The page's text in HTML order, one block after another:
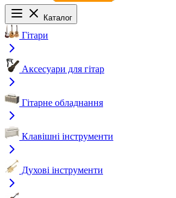
Каталог
Гітари
Аксесуари для гітар
Гітарне обладнання
Клавішні інструменти
Духові інструменти